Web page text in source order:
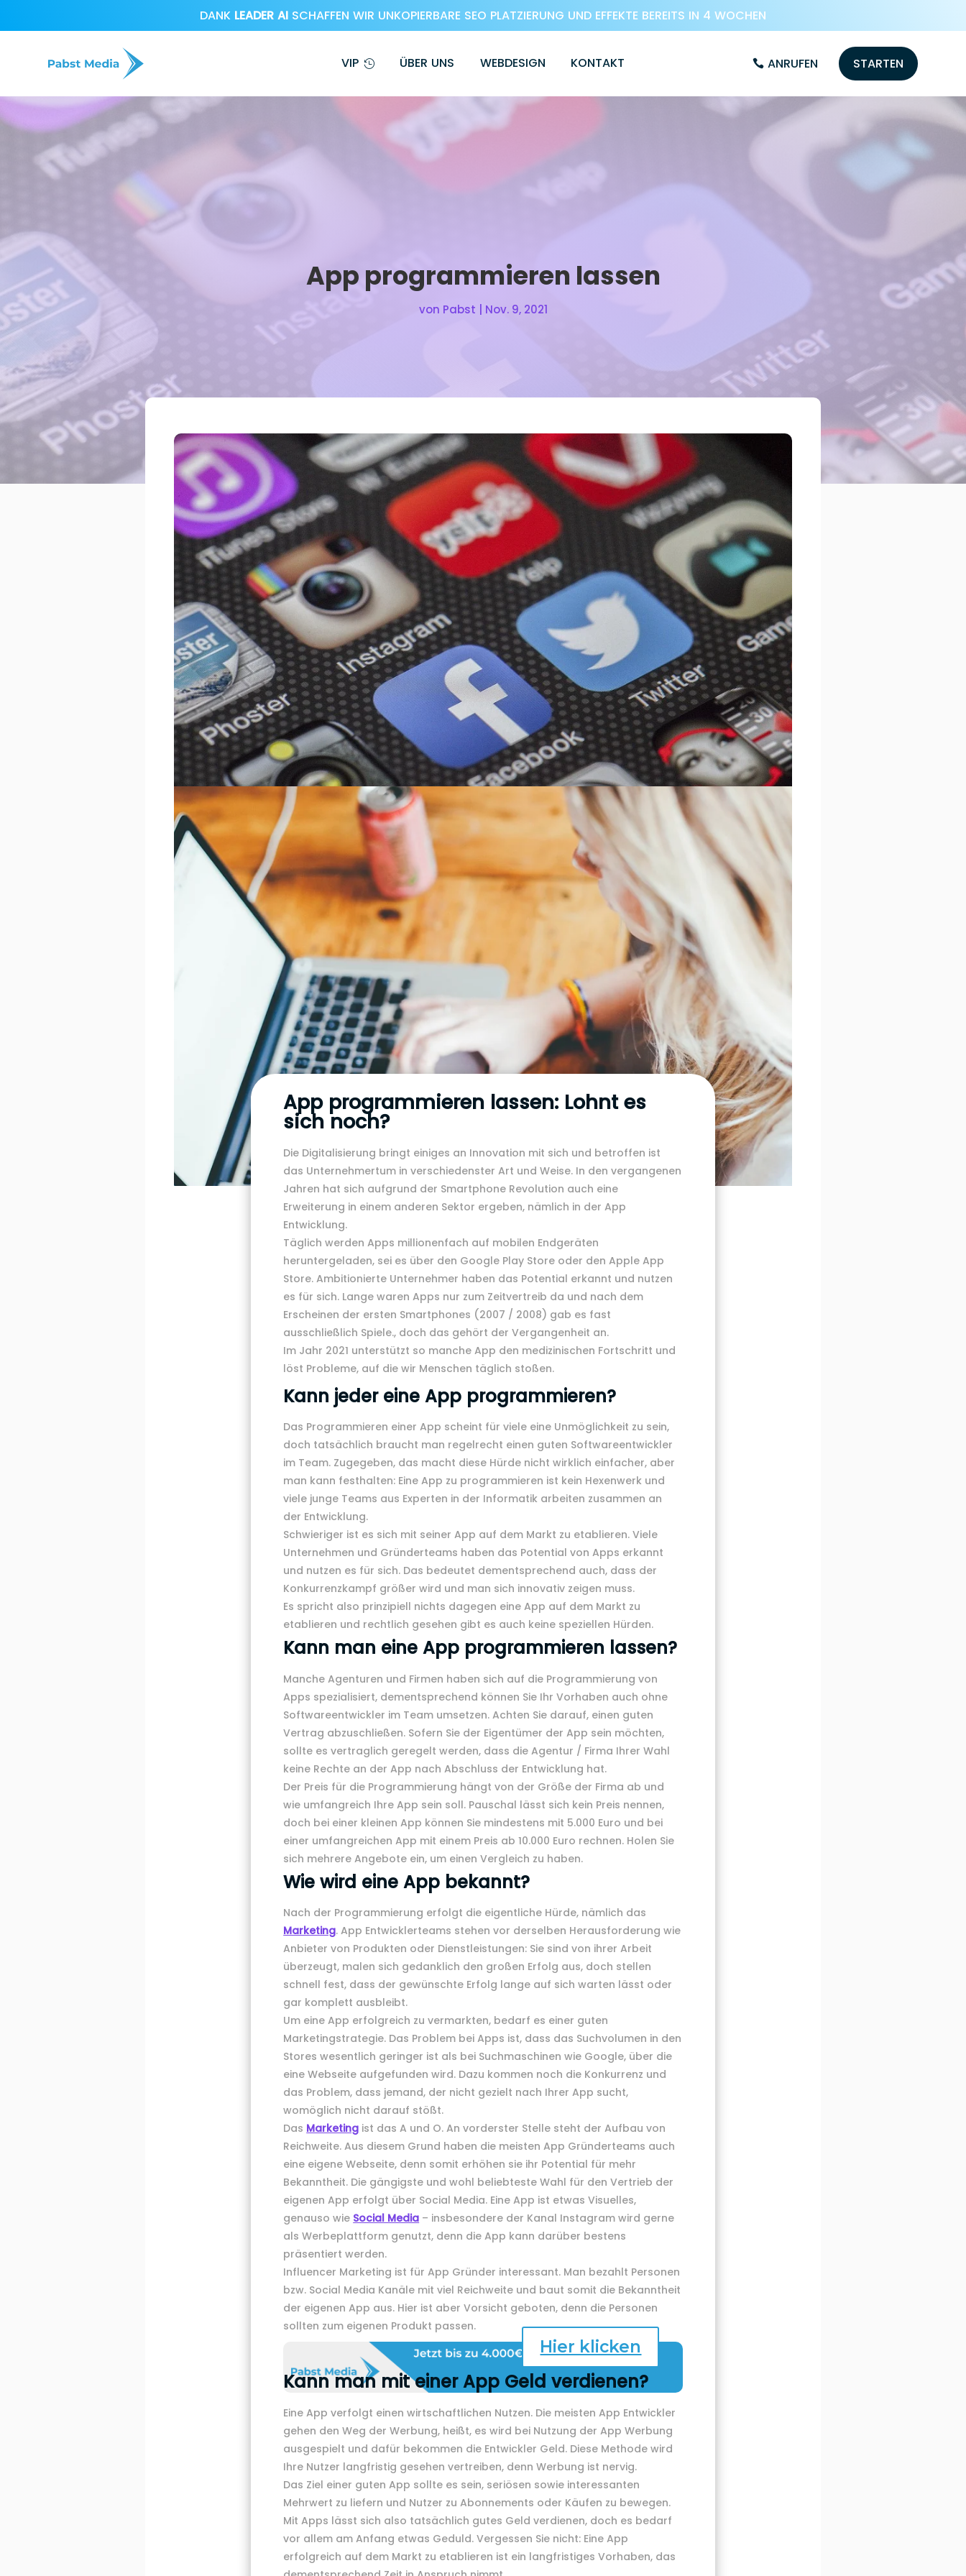
DANK LEADER AI SCHAFFEN WIR UNKOPIERBARE SEO PLATZIERUNG UND EFFEKTE BEREITS IN 4 WOCHEN
VIP ÜBER UNS WEBDESIGN KONTAKT ANRUFEN STARTEN
App programmieren lassen
von Pabst Nov. 9, 2021
App programmieren lassen: Lohnt es
sich noch?
Die Digitalisierung bringt einiges an Innovation mit sich und betroffen ist
das Unternehmertum in verschiedenster Art und Weise. In den vergangenen
Jahren hat sich aufgrund der Smartphone Revolution auch eine
Erweiterung in einem anderen Sektor ergeben, nämlich in der App
Entwicklung.
Täglich werden Apps millionenfach auf mobilen Endgeräten
heruntergeladen, sei es über den Google Play Store oder den Apple App
Store. Ambitionierte Unternehmer haben das Potential erkannt und nutzen
es für sich. Lange waren Apps nur zum Zeitvertreib da und nach dem
Erscheinen der ersten Smartphones (2007 / 2008) gab es fast
ausschließlich Spiele., doch das gehört der Vergangenheit an.
Im Jahr 2021 unterstützt so manche App den medizinischen Fortschritt und
löst Probleme, auf die wir Menschen täglich stoßen.
Kann jeder eine App programmieren?
Das Programmieren einer App scheint für viele eine Unmöglichkeit zu sein,
doch tatsächlich braucht man regelrecht einen guten Softwareentwickler
im Team. Zugegeben, das macht diese Hürde nicht wirklich einfacher, aber
man kann festhalten: Eine App zu programmieren ist kein Hexenwerk und
viele junge Teams aus Experten in der Informatik arbeiten zusammen an
der Entwicklung.
Schwieriger ist es sich mit seiner App auf dem Markt zu etablieren. Viele
Unternehmen und Gründerteams haben das Potential von Apps erkannt
und nutzen es für sich. Das bedeutet dementsprechend auch, dass der
Konkurrenzkampf größer wird und man sich innovativ zeigen muss.
Es spricht also prinzipiell nichts dagegen eine App auf dem Markt zu
etablieren und rechtlich gesehen gibt es auch keine speziellen Hürden.
Kann man eine App programmieren lassen?
Manche Agenturen und Firmen haben sich auf die Programmierung von
Apps spezialisiert, dementsprechend können Sie Ihr Vorhaben auch ohne
Softwareentwickler im Team umsetzen. Achten Sie darauf, einen guten
Vertrag abzuschließen. Sofern Sie der Eigentümer der App sein möchten,
sollte es vertraglich geregelt werden, dass die Agentur / Firma Ihrer Wahl
keine Rechte an der App nach Abschluss der Entwicklung hat.
Der Preis für die Programmierung hängt von der Größe der Firma ab und
wie umfangreich Ihre App sein soll. Pauschal lässt sich kein Preis nennen,
doch bei einer kleinen App können Sie mindestens mit 5.000 Euro und bei
einer umfangreichen App mit einem Preis ab 10.000 Euro rechnen. Holen Sie
sich mehrere Angebote ein, um einen Vergleich zu haben.
Wie wird eine App bekannt?
Nach der Programmierung erfolgt die eigentliche Hürde, nämlich das
Marketing. App Entwicklerteams stehen vor derselben Herausforderung wie
Anbieter von Produkten oder Dienstleistungen: Sie sind von ihrer Arbeit
überzeugt, malen sich gedanklich den großen Erfolg aus, doch stellen
schnell fest, dass der gewünschte Erfolg lange auf sich warten lässt oder
gar komplett ausbleibt.
Um eine App erfolgreich zu vermarkten, bedarf es einer guten
Marketingstrategie. Das Problem bei Apps ist, dass das Suchvolumen in den
Stores wesentlich geringer ist als bei Suchmaschinen wie Google, über die
eine Webseite aufgefunden wird. Dazu kommen noch die Konkurrenz und
das Problem, dass jemand, der nicht gezielt nach Ihrer App sucht,
womöglich nicht darauf stößt.
Das Marketing ist das A und O. An vorderster Stelle steht der Aufbau von
Reichweite. Aus diesem Grund haben die meisten App Gründerteams auch
eine eigene Webseite, denn somit erhöhen sie ihr Potential für mehr
Bekanntheit. Die gängigste und wohl beliebteste Wahl für den Vertrieb der
eigenen App erfolgt über Social Media. Eine App ist etwas Visuelles,
genauso wie Social Media – insbesondere der Kanal Instagram wird gerne
als Werbeplattform genutzt, denn die App kann darüber bestens
präsentiert werden.
Influencer Marketing ist für App Gründer interessant. Man bezahlt Personen
bzw. Social Media Kanäle mit viel Reichweite und baut somit die Bekanntheit
der eigenen App aus. Hier ist aber Vorsicht geboten, denn die Personen
sollten zum eigenen Produkt passen.
Hier klicken
Kann man mit einer App Geld verdienen?
Eine App verfolgt einen wirtschaftlichen Nutzen. Die meisten App Entwickler
gehen den Weg der Werbung, heißt, es wird bei Nutzung der App Werbung
ausgespielt und dafür bekommen die Entwickler Geld. Diese Methode wird
Ihre Nutzer langfristig gesehen vertreiben, denn Werbung ist nervig.
Das Ziel einer guten App sollte es sein, seriösen sowie interessanten
Mehrwert zu liefern und Nutzer zu Abonnements oder Käufen zu bewegen.
Mit Apps lässt sich also tatsächlich gutes Geld verdienen, doch es bedarf
vor allem am Anfang etwas Geduld. Vergessen Sie nicht: Eine App
erfolgreich auf dem Markt zu etablieren ist ein langfristiges Vorhaben, das